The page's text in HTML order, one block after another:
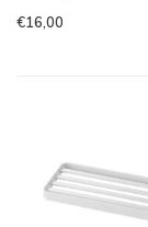
€16,00